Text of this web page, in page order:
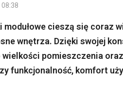
modułowe cieszą się coraz
wnętrza. Dzięki swojej
wielkości pomieszczenia
funkcjonalność, komfort